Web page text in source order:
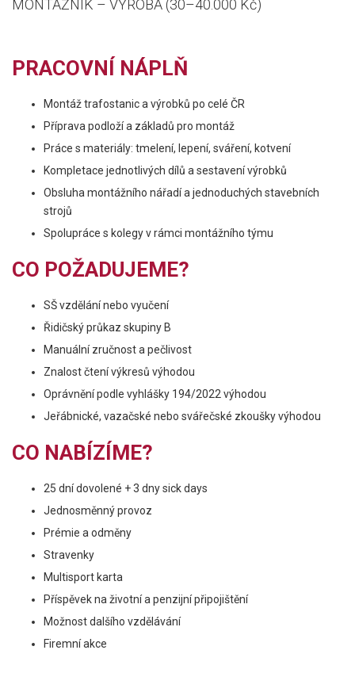
MONTÁŽNÍK – VÝROBA (30–40.000 Kč)
PRACOVNÍ NÁPLŇ
Montáž trafostanic a výrobků po celé ČR
Příprava podloží a základů pro montáž
Práce s materiály: tmelení, lepení, sváření, kotvení
Kompletace jednotlivých dílů a sestavení výrobků
Obsluha montážního nářadí a jednoduchých stavebních
strojů
Spolupráce s kolegy v rámci montážního týmu
CO POŽADUJEME?
SŠ vzdělání nebo vyučení
Řidičský průkaz skupiny B
Manuální zručnost a pečlivost
Znalost čtení výkresů výhodou
Oprávnění podle vyhlášky 194/2022 výhodou
Jeřábnické, vazačské nebo svářečské zkoušky výhodou
CO NABÍZÍME?
25 dní dovolené + 3 dny sick days
Jednosměnný provoz
Prémie a odměny
Stravenky
Multisport karta
Příspěvek na životní a penzijní připojištění
Možnost dalšího vzdělávání
Firemní akce